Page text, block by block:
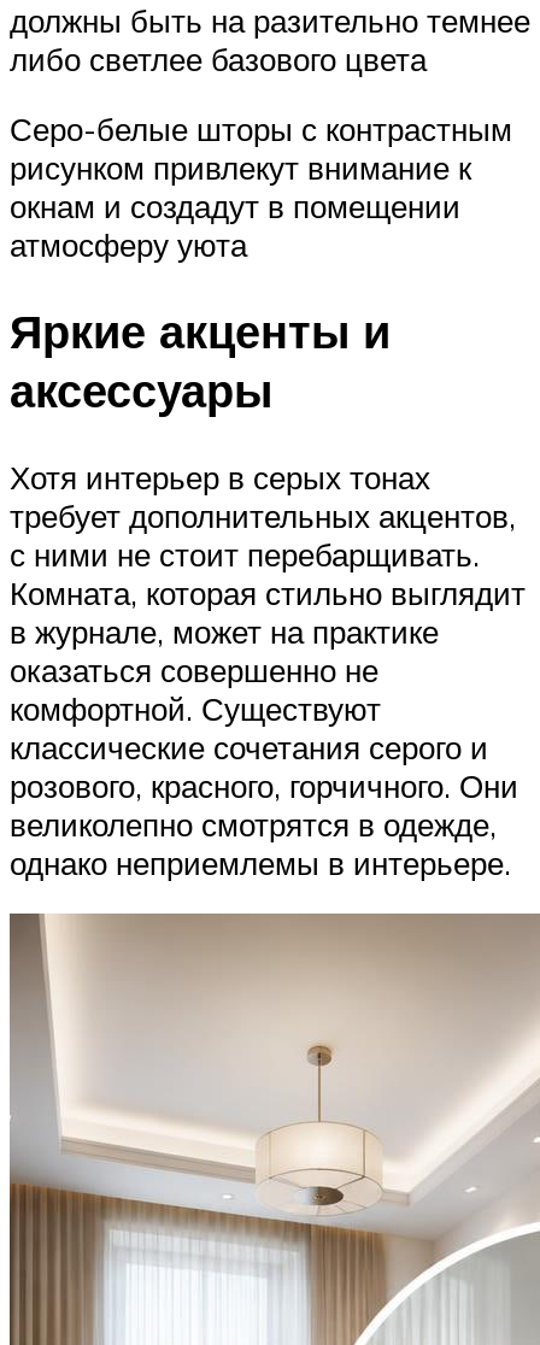
должны быть на разительно темнее
либо светлее базового цвета
Серо-белые шторы с контрастным
рисунком привлекут внимание к
окнам и создадут в помещении
атмосферу уюта
Яркие акценты и
аксессуары
Хотя интерьер в серых тонах
требует дополнительных акцентов,
с ними не стоит перебарщивать.
Комната, которая стильно выглядит
в журнале, может на практике
оказаться совершенно не
комфортной. Существуют
классические сочетания серого и
розового, красного, горчичного. Они
великолепно смотрятся в одежде,
однако неприемлемы в интерьере.